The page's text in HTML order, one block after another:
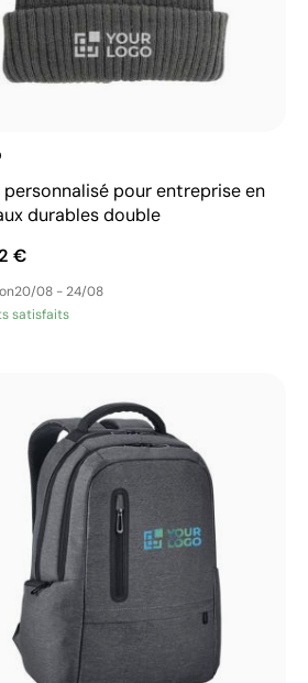
personnalisé pour entreprise en
durables double
€
20/08 - 24/08
satisfaits